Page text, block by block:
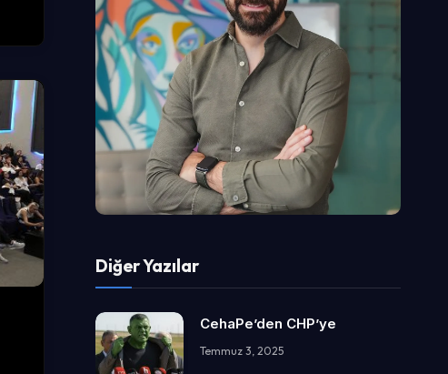
Diğer Yazılar
CehaPe’den CHP’ye
Temmuz 3, 2025